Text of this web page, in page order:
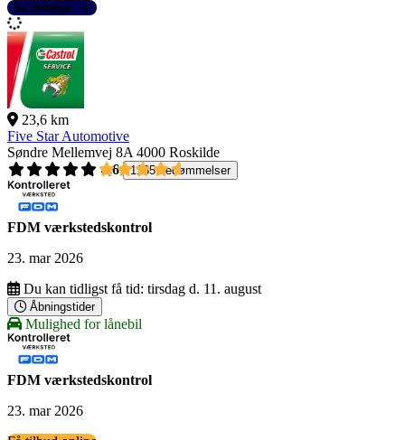
Se detaljer
23,6 km
Five Star Automotive
Søndre Mellemvej 8A 4000 Roskilde
4,6
1165 bedømmelser
FDM værkstedskontrol
23. mar 2026
Du kan tidligst få tid: tirsdag d. 11. august
Åbningstider
Mulighed for lånebil
FDM værkstedskontrol
23. mar 2026